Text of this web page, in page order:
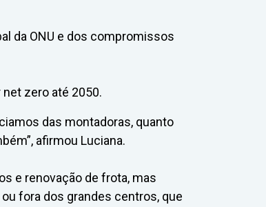
da ONU e dos compromissos
zero até 2050.
das montadoras, quanto
afirmou Luciana.
e renovação de frota, mas
fora dos grandes centros, que